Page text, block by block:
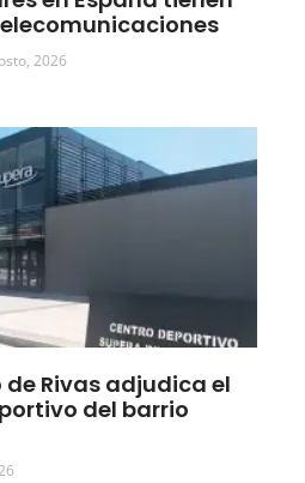
2026
Rivas adjudica el
del barrio